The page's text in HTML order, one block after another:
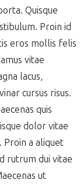
Quisque
Proin id
eros mollis felis
vitae
lacus,
cursus risus.
quis
dolor vitae
Proin a aliquet
rutrum dui vitae
ut